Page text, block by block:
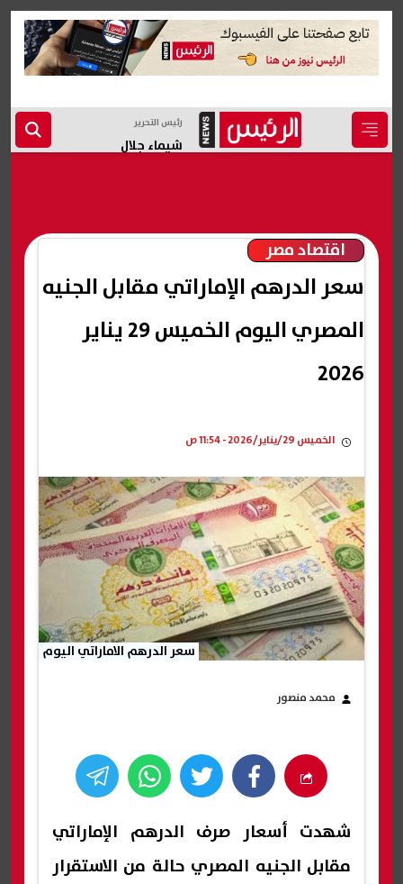
رئيس التحرير
شيماء جلال
اقتصاد مصر
سعر الدرهم الإماراتي مقابل الجنيه
المصري اليوم الخميس 29 يناير
2026
الخميس 29/يناير/2026 - 11:54 ص
سعر الدرهم الاماراتي اليوم
محمد منصور
شهدت أسعار صرف الدرهم الإماراتي
مقابل الجنيه المصري حالة من الاستقرار